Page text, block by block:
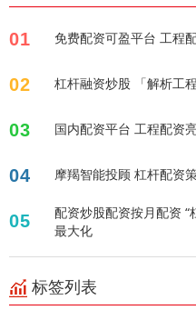
01 免费配资可盈平台 工程
02 杠杆融资炒股 「解析工
03 国内配资平台 工程配资
04 摩羯智能投顾 杠杆配资
05
配资炒股配资按月配资
最大化
标签列表